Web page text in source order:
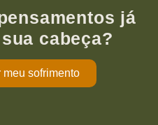
já
cabeça?
sofrimento